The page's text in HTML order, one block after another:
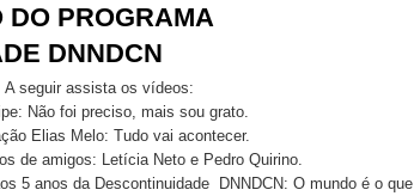
DO PROGRAMA
DNNDCN
A seguir assista os vídeos:
Não foi preciso, mais sou grato.
Elias Melo: Tudo vai acontecer.
de amigos: Letícia Neto e Pedro Quirino.
5 anos da Descontinuidade DNNDCN: O mundo é o que